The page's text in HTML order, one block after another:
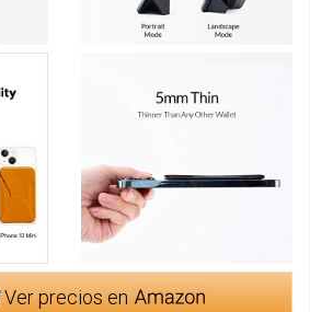
Ver precios en